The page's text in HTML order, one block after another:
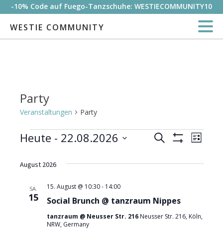
-10% Code auf Fuego-Tanzschuhe: WESTIECOMMUNITY10
WESTIE COMMUNITY
Party
Veranstaltungen Party
Veranstaltungen
Suche
Ansichten,
Suche Liste
Heute - 22.08.2026
wählen.
August 2026
SA.
15 Social Brunch @ tanzraum Nippes
15. August @ 10:30- 14:00
tanzraum @ Neusser Str. 216 Neusser Str. 216, Köln,
NRW, Germany